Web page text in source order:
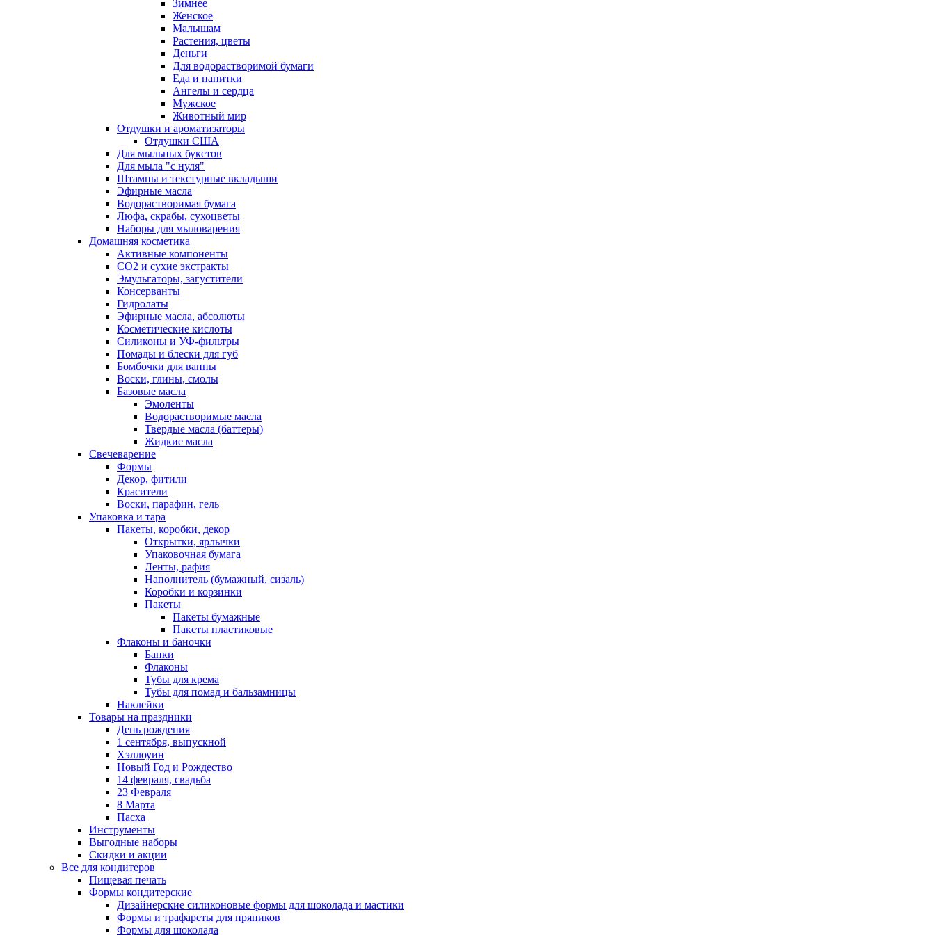
Зимнее
Женское
Малышам
Растения, цветы
Деньги
Для водорастворимой бумаги
Еда и напитки
Ангелы и сердца
Мужское
Животный мир
Отдушки и ароматизаторы
Отдушки США
Для мыльных букетов
Для мыла "с нуля"
Штампы и текстурные вкладыши
Эфирные масла
Водорастворимая бумага
Люфа, скрабы, сухоцветы
Наборы для мыловарения
Домашняя косметика
Активные компоненты
СО2 и сухие экстракты
Эмульгаторы, загустители
Консерванты
Гидролаты
Эфирные масла, абсолюты
Косметические кислоты
Силиконы и УФ-фильтры
Помады и блески для губ
Бомбочки для ванны
Воски, глины, смолы
Базовые масла
Эмоленты
Водорастворимые масла
Твердые масла (баттеры)
Жидкие масла
Свечеварение
Формы
Декор, фитили
Красители
Воски, парафин, гель
Упаковка и тара
Пакеты, коробки, декор
Открытки, ярлычки
Упаковочная бумага
Ленты, рафия
Наполнитель (бумажный, сизаль)
Коробки и корзинки
Пакеты
Пакеты бумажные
Пакеты пластиковые
Флаконы и баночки
Банки
Флаконы
Тубы для крема
Тубы для помад и бальзамницы
Наклейки
Товары на праздники
День рождения
1 сентября, выпускной
Хэллоуин
Новый Год и Рождество
14 февраля, свадьба
23 Февраля
8 Марта
Пасха
Инструменты
Выгодные наборы
Скидки и акции
Все для кондитеров
Пищевая печать
Формы кондитерские
Дизайнерские силиконовые формы для шоколада и мастики
Формы и трафареты для пряников
Формы для шоколада